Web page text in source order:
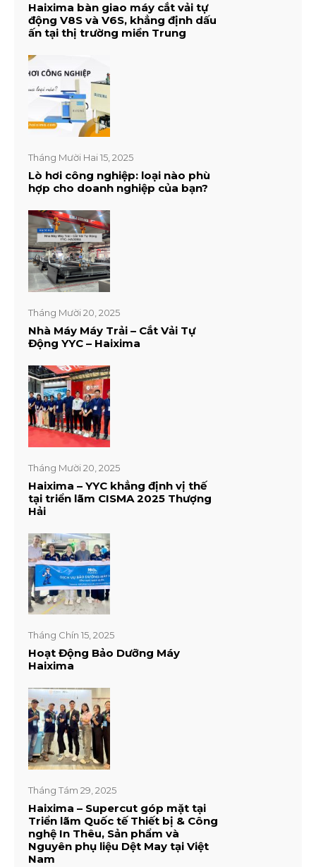
Haixima bàn giao máy cắt vải tự
động V8S và V6S, khẳng định dấu
ấn tại thị trường miền Trung
Tháng Mười Hai 15, 2025
Lò hơi công nghiệp: loại nào phù
hợp cho doanh nghiệp của bạn?
Tháng Mười 20, 2025
Nhà Máy Máy Trải – Cắt Vải Tự
Động YYC – Haixima
Tháng Mười 20, 2025
Haixima – YYC khẳng định vị thế
tại triển lãm CISMA 2025 Thượng
Hải
Tháng Chín 15, 2025
Hoạt Động Bảo Dưỡng Máy
Haixima
Tháng Tám 29, 2025
Haixima – Supercut góp mặt tại
Triển lãm Quốc tế Thiết bị & Công
nghệ In Thêu, Sản phẩm và
Nguyên phụ liệu Dệt May tại Việt
Nam